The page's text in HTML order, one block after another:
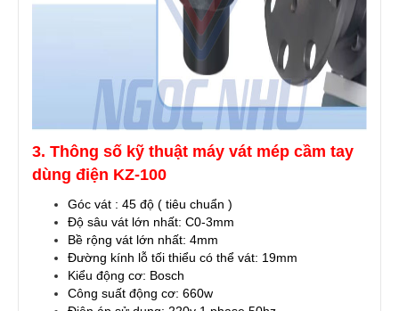
3. Thông số kỹ thuật máy vát mép cầm tay
dùng điện KZ-100
Góc vát : 45 độ ( tiêu chuẩn )
Độ sâu vát lớn nhất: C0-3mm
Bề rộng vát lớn nhất: 4mm
Đường kính lỗ tối thiểu có thể vát: 19mm
Kiểu động cơ: Bosch
Công suất động cơ: 660w